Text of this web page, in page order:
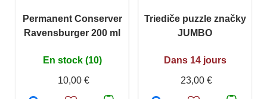
Permanent Conserver
Ravensburger 200 ml
En stock (10)
10,00 €
Triediče puzzle značky
JUMBO
Dans 14 jours
23,00 €